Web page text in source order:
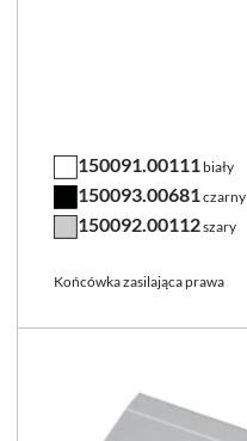
150091.00111 biały
150093.00681 czarny
150092.00112szary
Końcówka zasilająca prawa